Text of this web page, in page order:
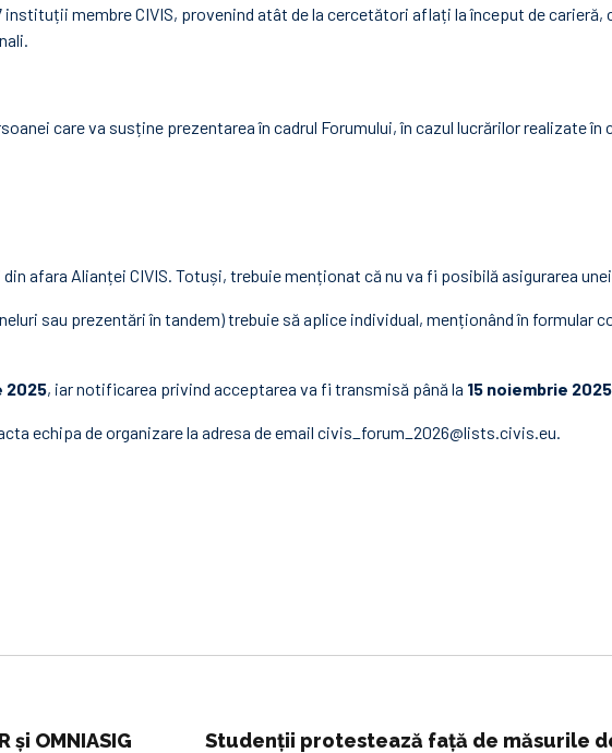
membre CIVIS, provenind atât de la cercetători aflați la început de carieră,
care va susține prezentarea în cadrul Forumului, în cazul lucrărilor realizate
afara Alianței CIVIS. Totuși, trebuie menționat că nu va fi posibilă asigurarea
sau prezentări în tandem) trebuie să aplice individual, menționând în formular
2025, iar notificarea privind acceptarea va fi transmisă până la 15 noiembrie 2025
echipa de organizare la adresa de email civis_forum_2026@lists.civis.eu.
OMNIASIG
Studenţii protestează faţă de măsurile